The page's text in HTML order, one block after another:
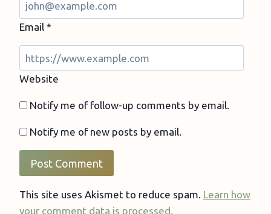
Email *
Website
Notify me of follow-up comments by email.
Notify me of new posts by email.
This site uses Akismet to reduce spam. Learn how
your comment data is processed.